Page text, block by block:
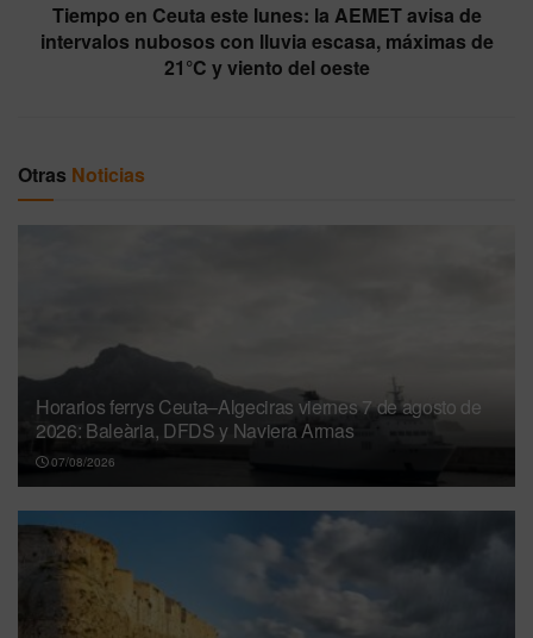
Tiempo en Ceuta este lunes: la AEMET avisa de
intervalos nubosos con lluvia escasa, máximas de
21°C y viento del oeste
Otras Noticias
Horarios ferrys Ceuta–Algeciras viernes 7 de agosto de
2026: Baleària, DFDS y Naviera Armas
07/08/2026